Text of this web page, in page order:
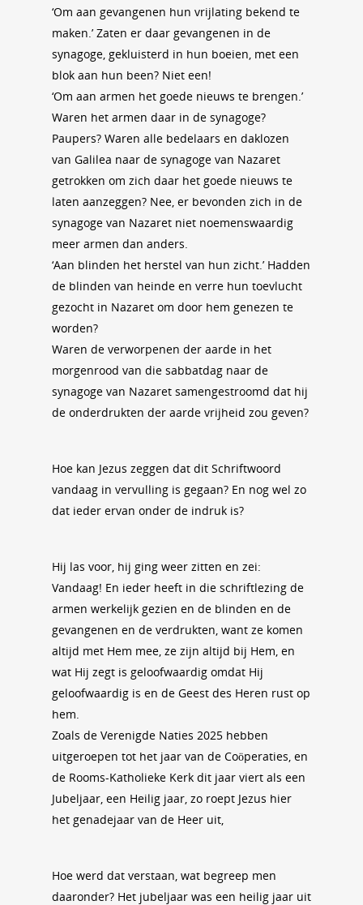
‘Om aan gevangenen hun vrijlating bekend te
maken.’ Zaten er daar gevangenen in de
synagoge, gekluisterd in hun boeien, met een
blok aan hun been? Niet een!
‘Om aan armen het goede nieuws te brengen.’
Waren het armen daar in de synagoge?
Paupers? Waren alle bedelaars en daklozen
van Galilea naar de synagoge van Nazaret
getrokken om zich daar het goede nieuws te
laten aanzeggen? Nee, er bevonden zich in de
synagoge van Nazaret niet noemenswaardig
meer armen dan anders.
‘Aan blinden het herstel van hun zicht.’ Hadden
de blinden van heinde en verre hun toevlucht
gezocht in Nazaret om door hem genezen te
worden?
Waren de verworpenen der aarde in het
morgenrood van die sabbatdag naar de
synagoge van Nazaret samengestroomd dat hij
de onderdrukten der aarde vrijheid zou geven?
Hoe kan Jezus zeggen dat dit Schriftwoord
vandaag in vervulling is gegaan? En nog wel zo
dat ieder ervan onder de indruk is?
Hij las voor, hij ging weer zitten en zei:
Vandaag! En ieder heeft in die schriftlezing de
armen werkelijk gezien en de blinden en de
gevangenen en de verdrukten, want ze komen
altijd met Hem mee, ze zijn altijd bij Hem, en
wat Hij zegt is geloofwaardig omdat Hij
geloofwaardig is en de Geest des Heren rust op
hem.
Zoals de Verenigde Naties 2025 hebben
uitgeroepen tot het jaar van de Coöperaties, en
de Rooms-Katholieke Kerk dit jaar viert als een
Jubeljaar, een Heilig jaar, zo roept Jezus hier
het genadejaar van de Heer uit,
Hoe werd dat verstaan, wat begreep men
daaronder? Het jubeljaar was een heilig jaar uit